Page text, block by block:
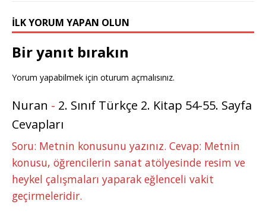
k r
İLK YORUM YAPAN OLUN
Bir yanıt bırakın
Yorum yapabilmek için oturum açmalısınız.
Nuran - 2. Sınıf Türkçe 2. Kitap 54-55. Sayfa
Cevapları
Soru: Metnin konusunu yazınız. Cevap: Metnin
konusu, öğrencilerin sanat atölyesinde resim ve
heykel çalışmaları yaparak eğlenceli vakit
geçirmeleridir.